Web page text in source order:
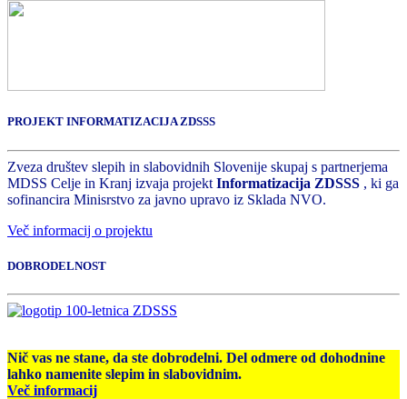
PROJEKT INFORMATIZACIJA ZDSSS
Zveza društev slepih in slabovidnih Slovenije skupaj s partnerjema
MDSS Celje in Kranj izvaja projekt Informatizacija ZDSSS , ki ga
sofinancira Minisrstvo za javno upravo iz Sklada NVO.
Več informacij o projektu
DOBRODELNOST
Nič vas ne stane, da ste dobrodelni. Del odmere od dohodnine
lahko namenite slepim in slabovidnim.
Več informacij